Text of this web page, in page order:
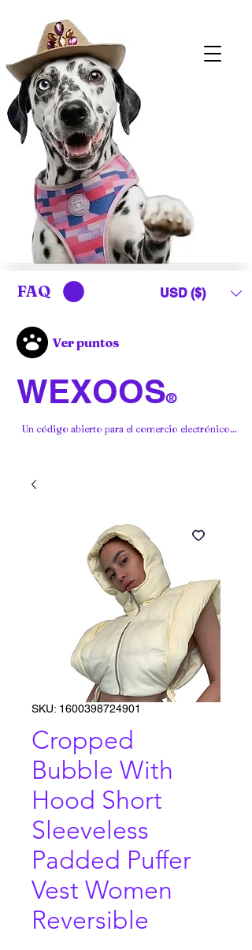
USD ($)
WEXOOS®
Ver puntos
Un código abierto para el comercio electrónico...
FAQ
SKU: 1600398724901
Cropped
Bubble With
Hood Short
Sleeveless
Padded Puffer
Vest Women
Reversible